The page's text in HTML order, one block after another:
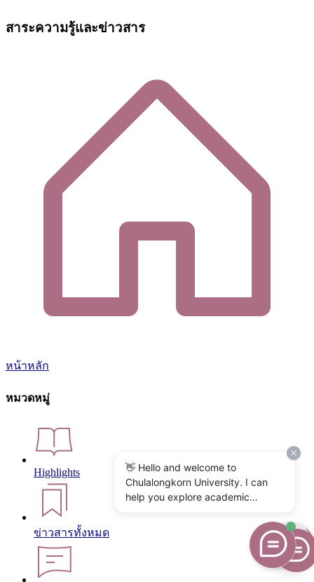
สาระความรู้และข่าวสาร
หน้าหลัก
หมวดหมู่
Highlights
ข่าวสารทั้งหมด
👋 Hello and welcome to
Chulalongkorn University. I can
help you explore academic